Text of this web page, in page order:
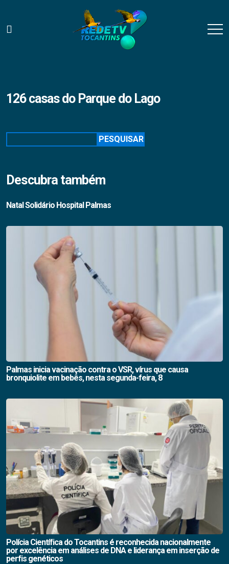
126 casas do Parque do Lago
PESQUISAR
Descubra também
Natal Solidário Hospital Palmas
Palmas inicia vacinação contra o VSR, vírus que causa
bronquiolite em bebês, nesta segunda-feira, 8
Polícia Científica do Tocantins é reconhecida nacionalmente
por excelência em análises de DNA e liderança em inserção de
perfis genéticos